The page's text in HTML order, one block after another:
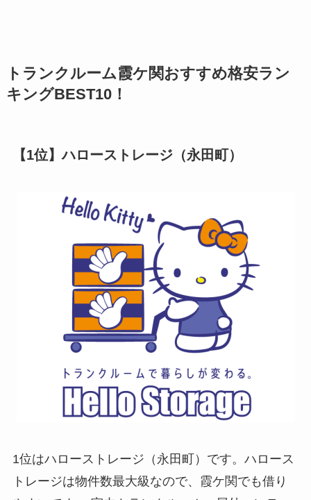
トランクルーム霞ケ関おすすめ格安ラン
キングBEST10！
【1位】ハローストレージ（永田町）
1位はハローストレージ（永田町）です。ハロース
トレージは物件数最大級なので、霞ケ関でも借り